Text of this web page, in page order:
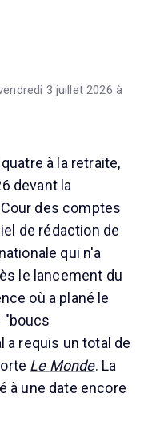
3 juillet 2026 à
à la retraite,
devant la
des comptes
de rédaction de
qui n'a
le lancement du
où a plané le
"boucs
a requis un total de
Le Monde. La
à une date encore